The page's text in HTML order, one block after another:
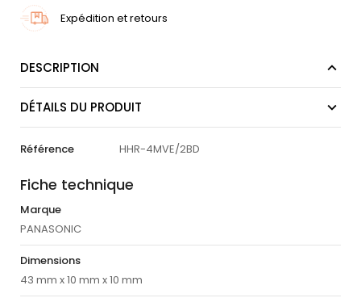
Expédition et retours
DESCRIPTION
DÉTAILS DU PRODUIT
Référence HHR-4MVE/2BD
Fiche technique
Marque
PANASONIC
Dimensions
43 mm x 10 mm x 10 mm